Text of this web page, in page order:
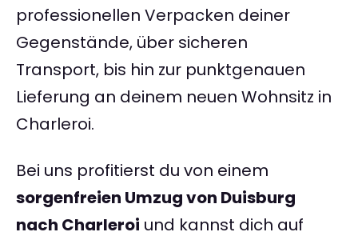
professionellen Verpacken deiner
Gegenstände, über sicheren
Transport, bis hin zur punktgenauen
Lieferung an deinem neuen Wohnsitz in
Charleroi.
Bei uns profitierst du von einem
sorgenfreien Umzug von Duisburg
nach Charleroi und kannst dich auf